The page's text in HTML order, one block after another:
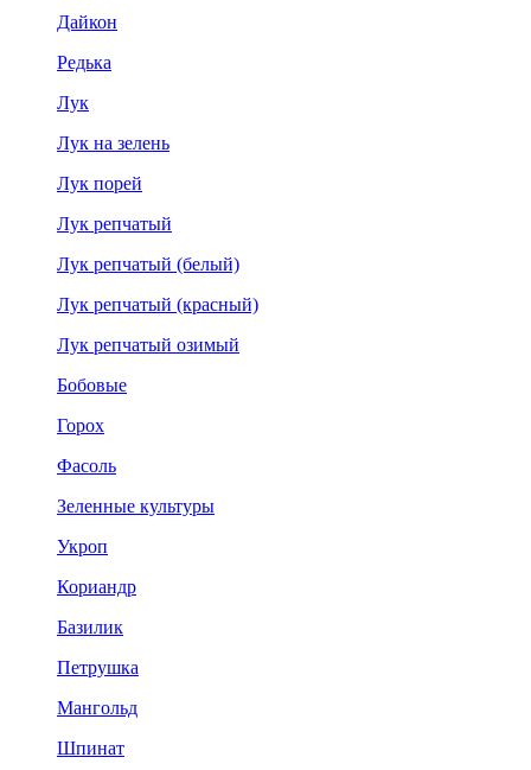
Дайкон
Редька
Лук
Лук на зелень
Лук порей
Лук репчатый
Лук репчатый (белый)
Лук репчатый (красный)
Лук репчатый озимый
Бобовые
Горох
Фасоль
Зеленные культуры
Укроп
Кориандр
Базилик
Петрушка
Мангольд
Шпинат